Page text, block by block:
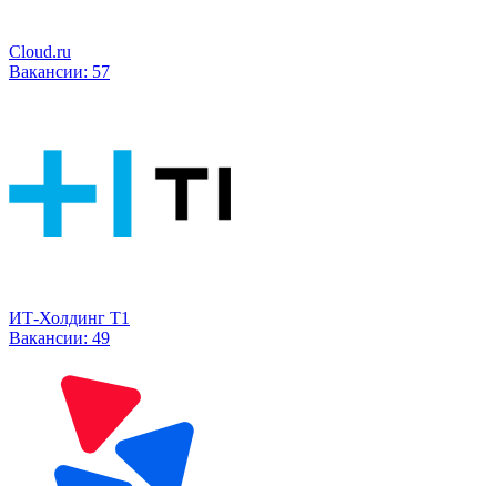
Cloud.ru
Вакансии: 57
ИТ-Холдинг Т1
Вакансии: 49